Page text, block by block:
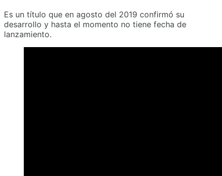
Es un título que en agosto del 2019 confirmó su
desarrollo y hasta el momento no tiene fecha de
lanzamiento.